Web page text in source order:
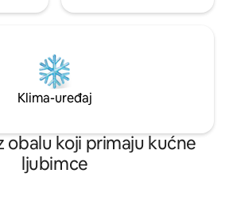
Klima-uređaj
obalu koji primaju kućne
ljubimce